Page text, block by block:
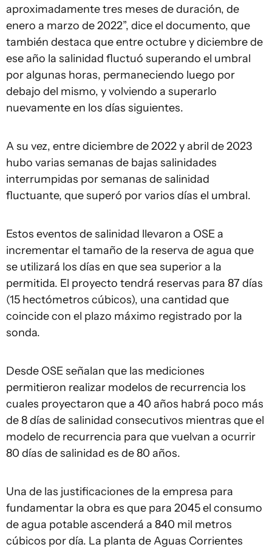
aproximadamente tres meses de duración, de
enero a marzo de 2022”, dice el documento, que
también destaca que entre octubre y diciembre de
ese año la salinidad fluctuó superando el umbral
por algunas horas, permaneciendo luego por
debajo del mismo, y volviendo a superarlo
nuevamente en los días siguientes.
A su vez, entre diciembre de 2022 y abril de 2023
hubo varias semanas de bajas salinidades
interrumpidas por semanas de salinidad
fluctuante, que superó por varios días el umbral.
Estos eventos de salinidad llevaron a OSE a
incrementar el tamaño de la reserva de agua que
se utilizará los días en que sea superior a la
permitida. El proyecto tendrá reservas para 87 días
(15 hectómetros cúbicos), una cantidad que
coincide con el plazo máximo registrado por la
sonda.
Desde OSE señalan que las mediciones
permitieron realizar modelos de recurrencia los
cuales proyectaron que a 40 años habrá poco más
de 8 días de salinidad consecutivos mientras que el
modelo de recurrencia para que vuelvan a ocurrir
80 días de salinidad es de 80 años.
Una de las justificaciones de la empresa para
fundamentar la obra es que para 2045 el consumo
de agua potable ascenderá a 840 mil metros
cúbicos por día. La planta de Aguas Corrientes